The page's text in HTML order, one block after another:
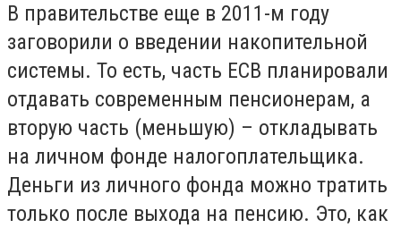
В правительстве еще в 2011-м году
заговорили о введении накопительной
системы. То есть, часть ЕСВ планировали
отдавать современным пенсионерам, а
вторую часть (меньшую) – откладывать
на личном фонде налогоплательщика.
Деньги из личного фонда можно тратить
только после выхода на пенсию. Это, как